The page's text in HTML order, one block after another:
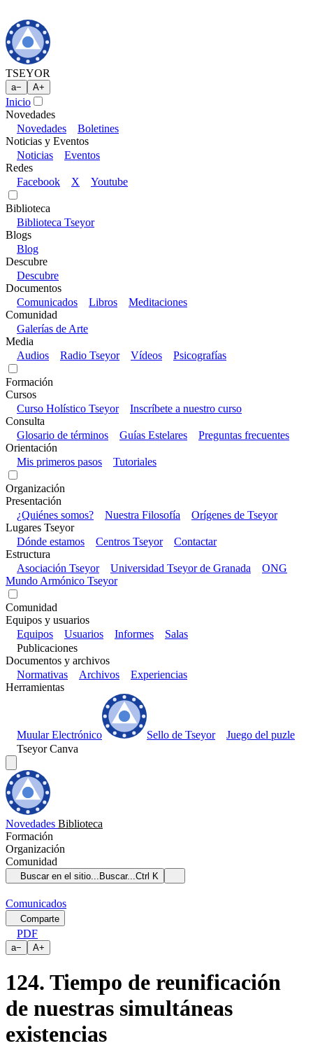
TSEYOR
a− A+
Inicio
Novedades
Novedades
Boletines
Noticias y Eventos
Noticias
Eventos
Redes
Facebook
X Youtube
Biblioteca
Biblioteca Tseyor
Blogs
Blog
Descubre
Descubre
Documentos
Comunicados
Libros
Meditaciones
Comunidad
Galerías de Arte
Media
Audios
Radio Tseyor Vídeos Psicografías
Formación
Cursos
Curso Holístico Tseyor
Inscríbete a nuestro curso
Consulta
Glosario de términos
Guías Estelares
Preguntas frecuentes
Orientación
Mis primeros pasos
Tutoriales
Organización
Presentación
¿Quiénes somos?
Nuestra Filosofía
Orígenes de Tseyor
Lugares Tseyor
Dónde estamos
Centros Tseyor
Contactar
Estructura
Asociación Tseyor
Universidad Tseyor de Granada
ONG
Mundo Armónico Tseyor
Comunidad
Equipos y usuarios
Equipos
Usuarios Informes
Salas
Publicaciones
Documentos y archivos
Normativas
Archivos
Experiencias
Herramientas
Muular Electrónico Sello de Tseyor
Juego del puzle
Tseyor Canva
Novedades Biblioteca
Formación
Organización
Comunidad
Buscar en el sitio... Buscar...Ctrl K
Comunicados
Comparte
PDF
a− A+
124. Tiempo de reunificación
de nuestras simultáneas
existencias